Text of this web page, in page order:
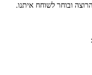
ובוחר לשוחח איתנו.